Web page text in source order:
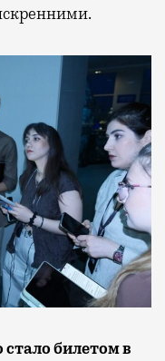
сталобилетомв